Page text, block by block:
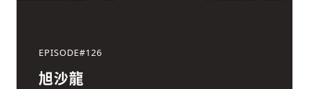
EPISODE#126
旭沙龍